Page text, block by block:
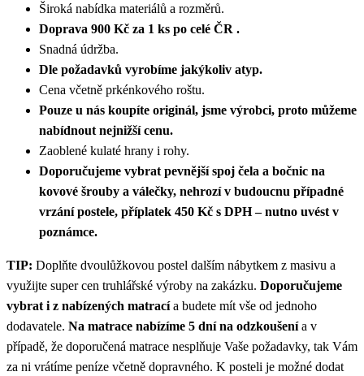
Široká nabídka materiálů a rozměrů.
Doprava 900 Kč za 1 ks po celé ČR .
Snadná údržba.
Dle požadavků vyrobíme jakýkoliv atyp.
Cena včetně prkénkového roštu.
Pouze u nás koupíte originál, jsme výrobci, proto můžeme
nabídnout nejnižší cenu.
Zaoblené kulaté hrany i rohy.
Doporučujeme vybrat pevnější spoj čela a bočnic na
kovové šrouby a válečky, nehrozí v budoucnu případné
vrzání postele, příplatek 450 Kč s DPH – nutno uvést v
poznámce.
TIP: Doplňte dvoulůžkovou postel dalším nábytkem z masivu a
využijte super cen truhlářské výroby na zakázku. Doporučujeme
vybrat i z nabízených matracía budete mít vše od jednoho
dodavatele. Na matrace nabízíme 5 dní na odzkoušenía v
případě, že doporučená matrace nesplňuje Vaše požadavky, tak Vám
za ni vrátíme peníze včetně dopravného. K posteli je možné dodat